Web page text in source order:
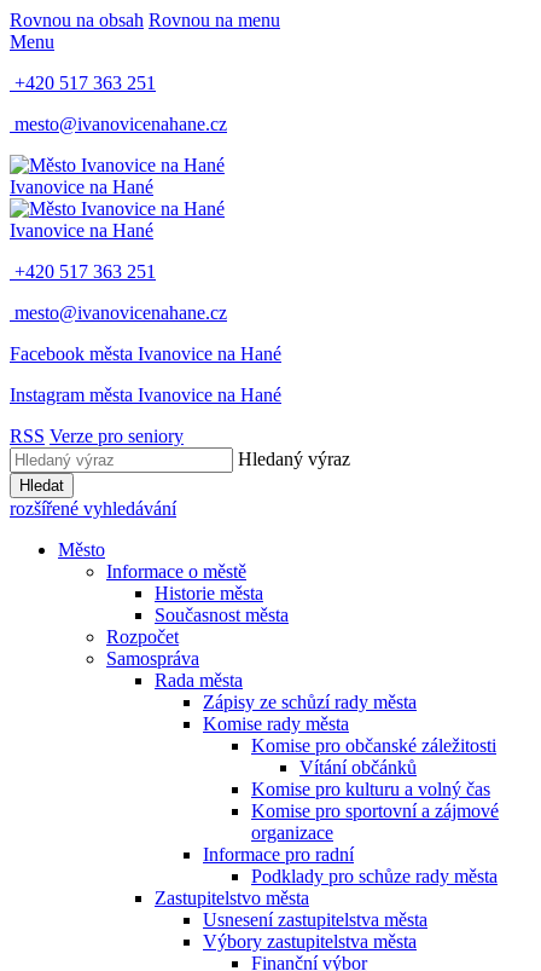
Rovnou na obsah Rovnou na menu
Menu
+420 517 363 251
mesto@ivanovicenahane.cz
Ivanovice na Hané
Ivanovice na Hané
+420 517 363 251
mesto@ivanovicenahane.cz
Facebook města Ivanovice na Hané
Instagram města Ivanovice na Hané
RSS Verze pro seniory
Hledaný výraz
Hledat
rozšířené vyhledávání
Město
Informace o městě
Historie města
Současnost města
Rozpočet
Samospráva
Rada města
Zápisy ze schůzí rady města
Komise rady města
Komise pro občanské záležitosti
Vítání občánků
Komise pro kulturu a volný čas
Komise pro sportovní a zájmové
organizace
Informace pro radní
Podklady pro schůze rady města
Zastupitelstvo města
Usnesení zastupitelstva města
Výbory zastupitelstva města
Finanční výbor